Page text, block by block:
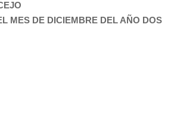
MES DE DICIEMBRE DEL AÑO DOS